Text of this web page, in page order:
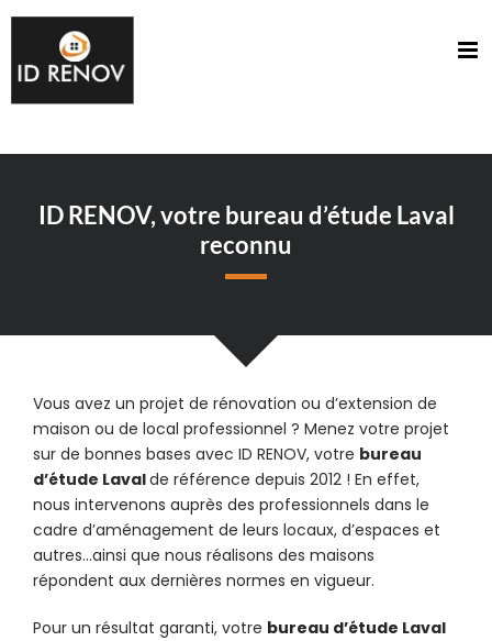
Passer
contenu
ID RENOV, votre bureau d’étude Laval
reconnu
Vous avez un projet de rénovation ou d’extension de
maison ou de local professionnel ? Menez votre projet
sur de bonnes bases avec ID RENOV, votre bureau
d’étude Lavalde référence depuis 2012 ! En effet,
nous intervenons auprès des professionnels dans le
cadre d’aménagement de leurs locaux, d’espaces et
autres…ainsi que nous réalisons des maisons
répondent aux dernières normes en vigueur.
Pour un résultat garanti, votre bureau d’étude Laval